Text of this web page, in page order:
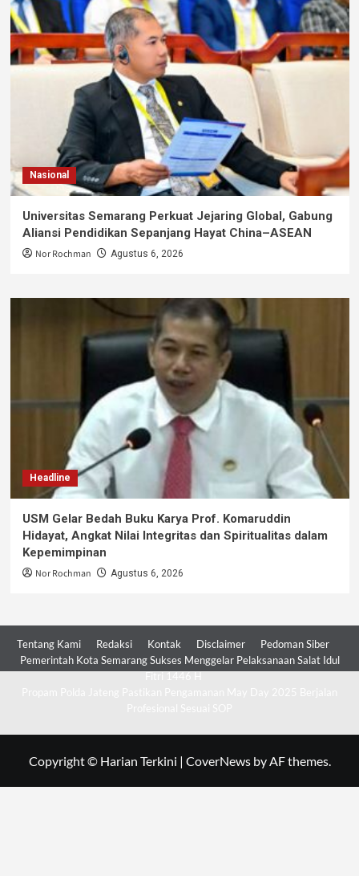
Nasional
Universitas Semarang Perkuat Jejaring Global, Gabung
Aliansi Pendidikan Sepanjang Hayat China–ASEAN
Nor Rochman Agustus 6, 2026
Headline
USM Gelar Bedah Buku Karya Prof. Komaruddin
Hidayat, Angkat Nilai Integritas dan Spiritualitas dalam
Kepemimpinan
Nor Rochman Agustus 6, 2026
Tentang Kami Redaksi Kontak Disclaimer
Pedoman Siber
Pemerintah Kota Semarang Sukses Menggelar Pelaksanaan Salat Idul
Copyright © Harian Terkini | CoverNewsby AF themes.